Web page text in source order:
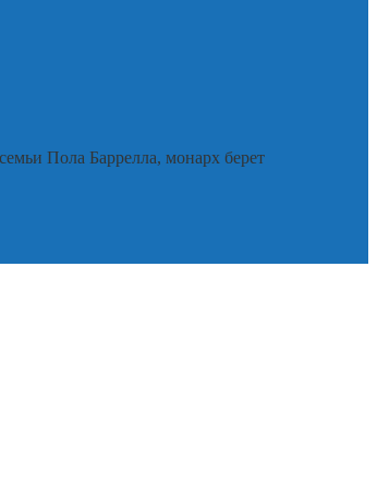
Пола Баррелла, монарх берет